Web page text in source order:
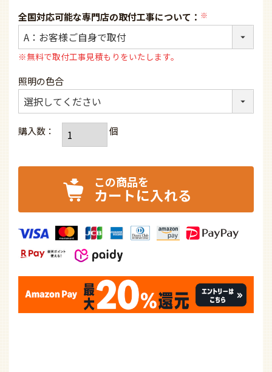
全国対応可能な専門店の取付工事について：
(必
※無料で取付工事見積もりをいたします。
照明の色合
カートに入れる